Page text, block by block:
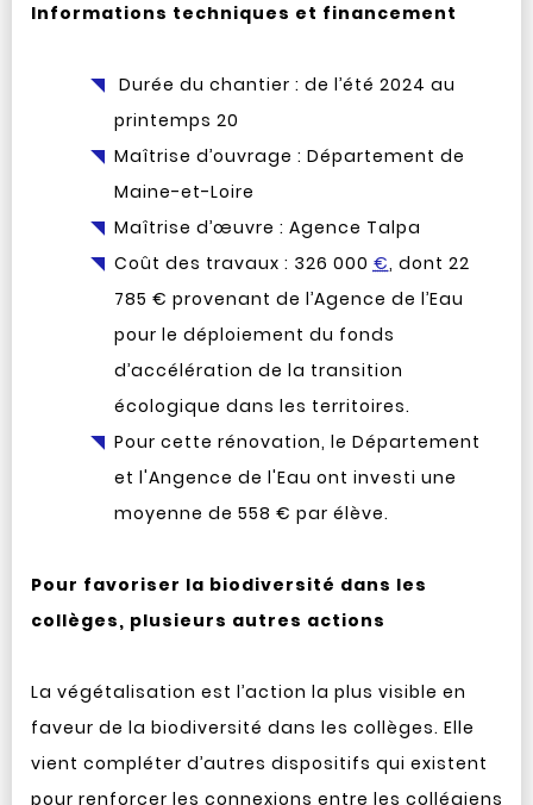
Informations techniques et financement
Durée du chantier : de l’été 2024 au
printemps 20
Maîtrise d’ouvrage : Département de
Maine-et-Loire
Maîtrise d’œuvre : Agence Talpa
Coût des travaux : 326 000€, dont 22
785 € provenant de l’Agence de l’Eau
pour le déploiement du fonds
d’accélération de la transition
écologique dans les territoires.
Pour cette rénovation, le Département
et l'Angence de l'Eau ont investi une
moyenne de 558 € par élève.
Pour favoriser la biodiversité dans les
collèges, plusieurs autres actions
La végétalisation est l’action la plus visible en
faveur de la biodiversité dans les collèges. Elle
vient compléter d’autres dispositifs qui existent
pour renforcer les connexions entre les collégiens